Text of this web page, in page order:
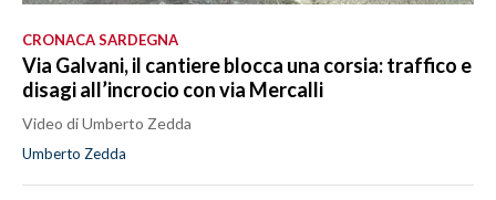
CRONACA SARDEGNA
Via Galvani, il cantiere blocca una corsia: traffico e
disagi all’incrocio con via Mercalli
Video di Umberto Zedda
Umberto Zedda